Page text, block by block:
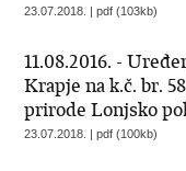
23.07.2018. | pdf (103kb)
11.08.2016. -
Krapje na k.č. br.
prirode Lonjsko
23.07.2018. | pdf (100kb)